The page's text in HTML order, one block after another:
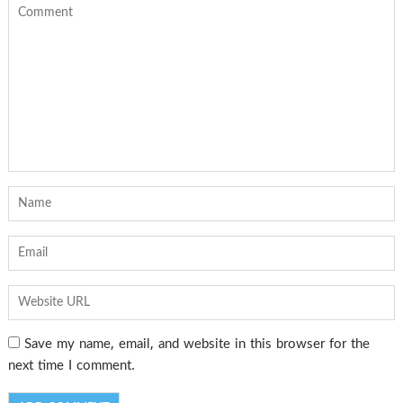
Save my name, email, and website in this browser for the
next time I comment.